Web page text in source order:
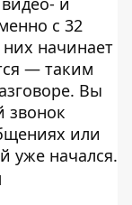
с 32
них начинает
— таким
Вы
звонок
или
уже начался.